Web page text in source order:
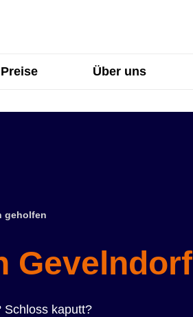
Preise Über uns
geholfen
Gevelndorf
Schloss kaputt?